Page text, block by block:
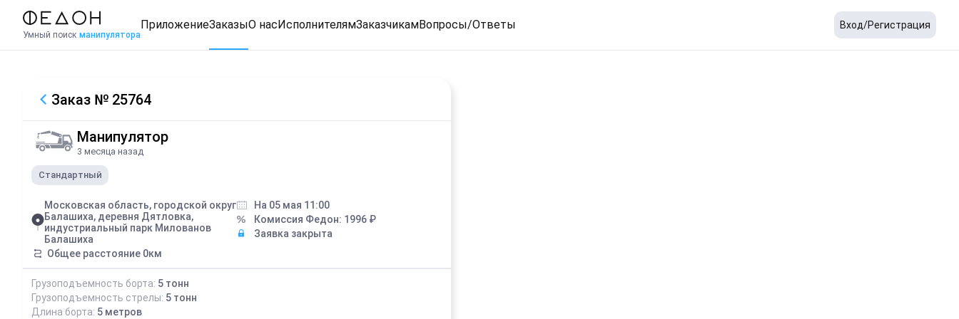
Умный поиск манипулятора
ПриложениеЗаказыО насИсполнителямЗаказчикамВопросы/Ответы Вход/Регистрация
Заказ № 25764
Манипулятор
3 месяца назад
Стандартный
Московская область, городской округ
Балашиха, деревня Дятловка,
индустриальный парк Милованов
Балашиха
Общее расстояние 0км
На 05 мая 11:00
Комиссия Федон: 1996 ₽
Заявка закрыта
Грузоподъемность борта: 5 тонн
Грузоподъемность стрелы: 5 тонн
Длина борта: 5 метров